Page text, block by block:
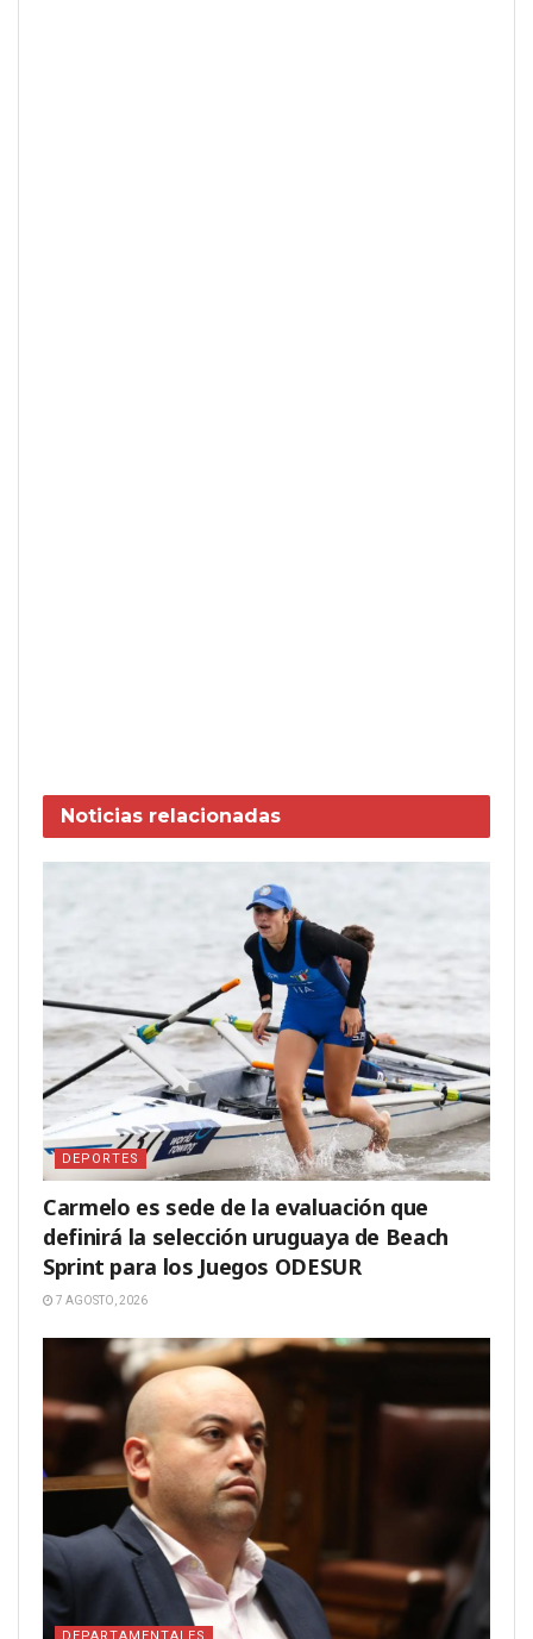
Noticias relacionadas
DEPORTES
Carmelo es sede de la evaluación que
definirá la selección uruguaya de Beach
Sprint para los Juegos ODESUR
7 AGOSTO, 2026